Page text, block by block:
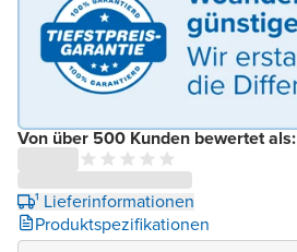
Von über 500 Kunden bewertet als:
¹ Lieferinformationen
Produktspezifikationen